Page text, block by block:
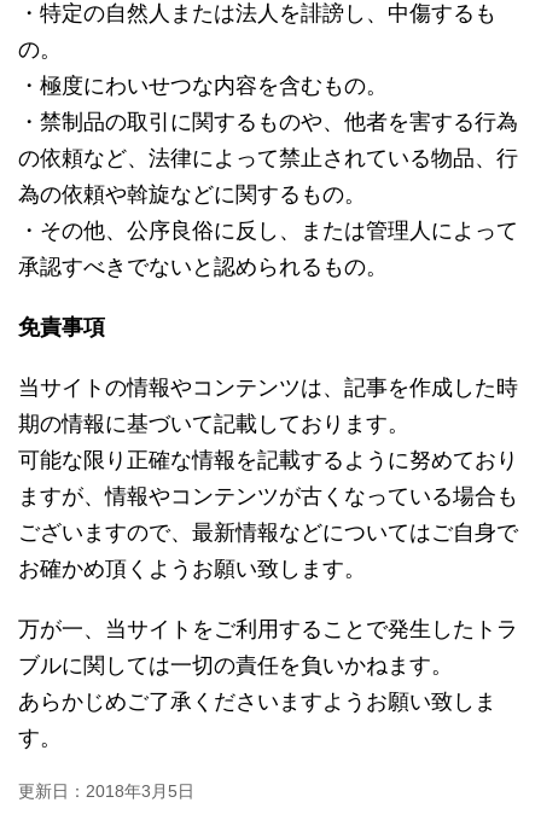
・特定の自然人または法人を誹謗し、中傷するも
の。
・極度にわいせつな内容を含むもの。
・禁制品の取引に関するものや、他者を害する行為
の依頼など、法律によって禁止されている物品、行
為の依頼や斡旋などに関するもの。
・その他、公序良俗に反し、または管理人によって
承認すべきでないと認められるもの。
免責事項
当サイトの情報やコンテンツは、記事を作成した時
期の情報に基づいて記載しております。
可能な限り正確な情報を記載するように努めており
ますが、情報やコンテンツが古くなっている場合も
ございますので、最新情報などについてはご自身で
お確かめ頂くようお願い致します。
万が一、当サイトをご利用することで発生したトラ
ブルに関しては一切の責任を負いかねます。
あらかじめご了承くださいますようお願い致しま
す。
更新日： 2018年3月5日